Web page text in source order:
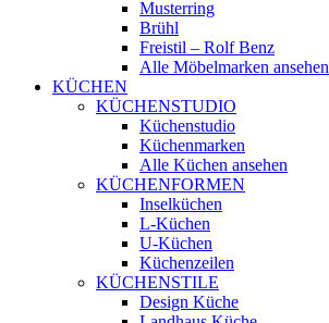
Musterring
Brühl
Freistil – Rolf Benz
Alle Möbelmarken ansehen
KÜCHEN
KÜCHENSTUDIO
Küchenstudio
Küchenmarken
Alle Küchen ansehen
KÜCHENFORMEN
Inselküchen
L-Küchen
U-Küchen
Küchenzeilen
KÜCHENSTILE
Design Küche